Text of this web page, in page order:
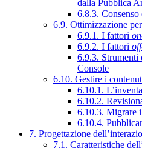
dalla Pubblica
6.8.3.
6.9. Ottimizzazione
6.9.1. I fattori
6.9.2. I fattori
6.9.3. Strumenti
Console
6.10. Gestire i
6.10.1.
6.10.2.
6.10.3. Migrare
6.10.4.
7. Progettazione
7.1. Caratteristiche